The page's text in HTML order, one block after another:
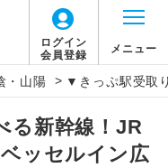
ログイン
会員登録
メニュー
・山陽 > ▼きっぷ駅受取
新幹線！JR
ッセルイン広
説明
）から復路到着空港
します。